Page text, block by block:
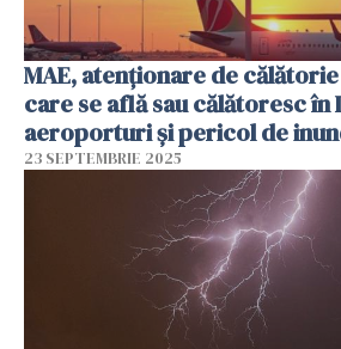
MAE, atenționare de
care se află sau călătoresc în
aeroporturi şi pericol de
23 SEPTEMBRIE 2025